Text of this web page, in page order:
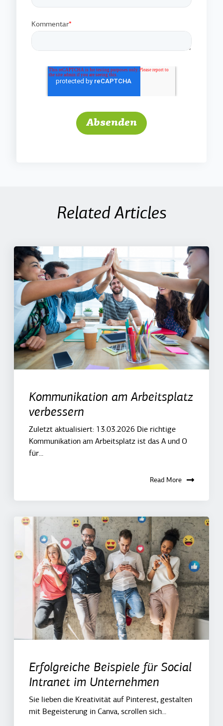
Kommentar*
Related Articles
Kommunikation am Arbeitsplatz
verbessern
Zuletzt aktualisiert: 13.03.2026 Die richtige
Kommunikation am Arbeitsplatz ist das A und O
für...
Read More
Erfolgreiche Beispiele für Social
Intranet im Unternehmen
Sie lieben die Kreativität auf Pinterest, gestalten
mit Begeisterung in Canva, scrollen sich...